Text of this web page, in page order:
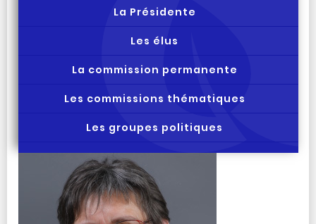
La Présidente
Les élus
La commission permanente
Les commissions thématiques
Les groupes politiques